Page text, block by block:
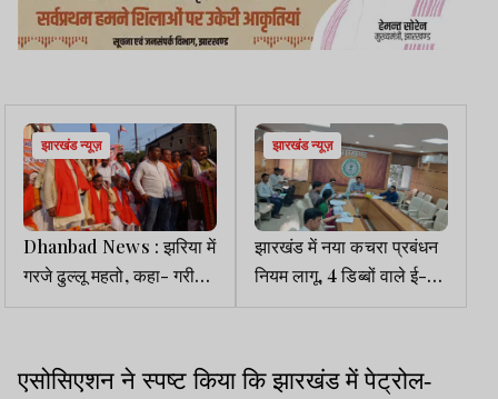
झारखंड न्यूज़
Dhanbad News : झरिया में
गरजे ढुल्लू महतो, कहा- गरीबों
का सम्मान कुचलने वालों से
झारखंड न्यूज़
झारखंड में नया कचरा प्रबंधन
नियम लागू, 4 डिब्बों वाले ई-
रिक्शा से होगा कलेक्शन
एसोसिएशन ने स्पष्ट किया कि झारखंड में पेट्रोल-